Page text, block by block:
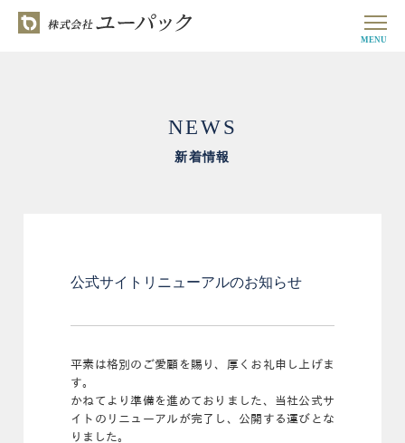
MENU
NEWS
新着情報
公式サイトリニューアルのお知らせ
平素は格別のご愛顧を賜り、厚くお礼申し上げま
す。
かねてより準備を進めておりました、当社公式サ
イトのリニューアルが完了し、公開する運びとな
りました。